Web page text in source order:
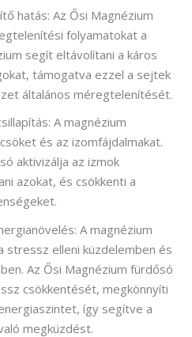
hatás: Az Ősi Magnézium
folyamatokat a
segít eltávolítani a káros
támogatva ezzel a sejtek
általános méregtelenítését.
A magnézium
és az izomfájdalmakat.
aktivizálja az izmok
azokat, és csökkenti a
A magnézium
elleni küzdelemben és
Az Ősi Magnézium fürdősó
csökkentését, megkönnyíti
így segítve a
megküzdést.